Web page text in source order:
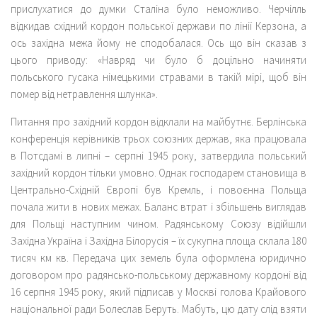
прислухатися до думки Сталіна було неможливо. Черчілль
відкидав східний кордон польської держави по лінії Керзона, а
ось західна межа йому не сподобалася. Ось що він сказав з
цього приводу: «Навряд чи було б доцільно начиняти
польського гусака німецькими стравами в такій мірі, щоб він
помер від нетравлення шлунка».
Питання про західний кордон відклали на майбутнє. Берлінська
конференція керівників трьох союзних держав, яка працювала
в Потсдамі в липні – серпні 1945 року, затвердила польський
західний кордон тільки умовно. Однак господарем становища в
Центрально-Східній Європі був Кремль, і повоєнна Польща
почала жити в нових межах. Баланс втрат і збільшень виглядав
для Польщі наступним чином. Радянському Союзу відійшли
Західна Україна і Західна Білорусія – їх сукупна площа склала 180
тисяч км кв. Передача цих земель була оформлена юридично
договором про радянсько-польському державному кордоні від
16 серпня 1945 року, який підписав у Москві голова Крайового
національної ради Болеслав Беруть. Мабуть, цю дату слід взяти